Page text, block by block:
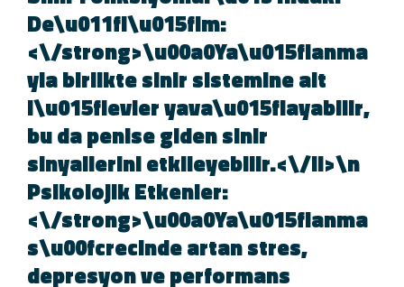
De\u011fi\u015fim:
<\/strong>\u00a0Ya\u015flanma
yla birlikte sinir sistemine ait
i\u015flevler
bu da penise giden sinir
sinyallerini etkileyebilir.<\/li>\n
Psikolojik Etkenler:
<\/strong>\u00a0Ya\u015flanma
s\u00fcrecinde artan stres,
depresyon ve performans